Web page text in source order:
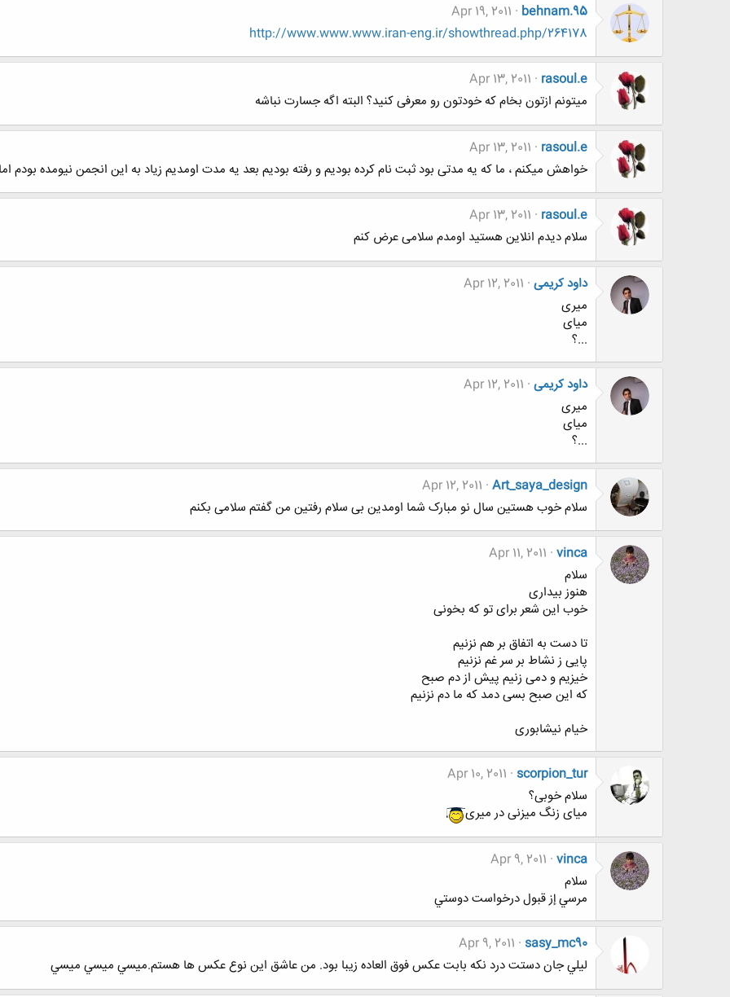
behnam.95
Apr 19, 2011
http://www.www.www.iran-eng.ir/showthread.php/264178
rasoul.e
Apr 13, 2011
میتونم ازتون بخام که خودتون رو معرفی کنید؟ البته اگه جسارت نباشه
rasoul.e
Apr 13, 2011
خواهش میکنم ، ما که یه مدتی بود ثبت نام کرده بودیم و رفته بودیم بعد یه مدت اومدیم زیاد به این انجمن نیومده بودم
rasoul.e
Apr 13, 2011
سلام دیدم انلاین هستید اومدم سلامی عرض کنم
داود کریمی Apr 12, 2011
میری
میای
...؟
داود کریمی Apr 12, 2011
میری
میای
...؟
Art_saya_design
Apr 12, 2011
سلام خوب هستین سال نو مبارک شما اومدین بی سلام رفتین من گفتم سلامی بکنم
vinca
Apr 11, 2011
سلام
هنوز بیداری
خوب این شعر برای تو که بخونی
تا دست به اتفاق بر هم نزنیم
پایی ز نشاط بر سر غم نزنیم
خیزیم و دمی زنیم پیش از دم صبح
که این صبح بسی دمد که ما دم نزنیم
خیام نیشابوری
scorpion_tur
Apr 10, 2011
سلام خوبی؟
میای زنگ میزنی در میری
vinca
Apr 9, 2011
سلام
مرسي إز قبول درخواست دوستي
sasy_mc90
Apr 9, 2011
ليلي جان دستت درد نكه بابت عكس فوق العاده زيبا بود. من عاشق اين نوع عكس ها هستم.ميسي ميسي ميسي